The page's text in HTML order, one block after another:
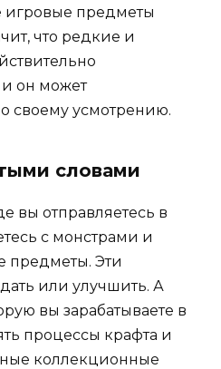
игровые предметы
что редкие и
он может
своему усмотрению.
словами
вы отправляетесь в
с монстрами и
предметы. Эти
или улучшить. А
вы зарабатываете в
процессы крафта и
коллекционные